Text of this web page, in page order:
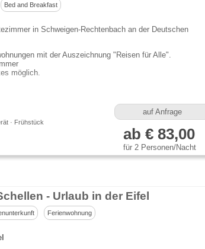
Bed and Breakfast
in Schweigen-Rechtenbach an der Deutschen
mit der Auszeichnung "Reisen für Alle".
möglich.
· Frühstück
auf Anfrage
ab € 83,00
für 2 Personen/Nacht
- Urlaub in der Eifel
Ferienwohnung